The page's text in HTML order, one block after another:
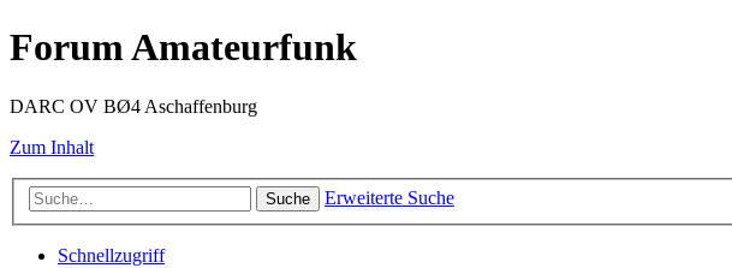
Forum Amateurfunk
DARC OV BØ4 Aschaffenburg
Zum Inhalt
Suche Erweiterte Suche
Schnellzugriff